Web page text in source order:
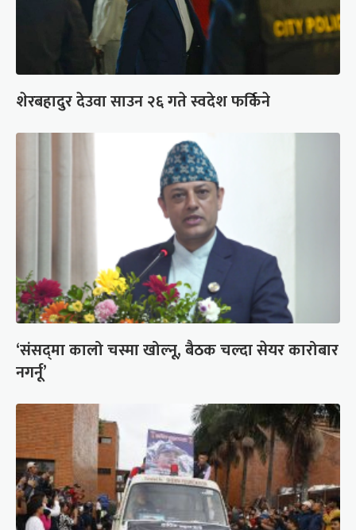
शेरबहादुर देउवा साउन २६ गते स्वदेश फर्किने
‘संसद्‍मा कालो चस्मा खोल्नू, बैठक चल्दा सेयर कारोबार
नगर्नू’